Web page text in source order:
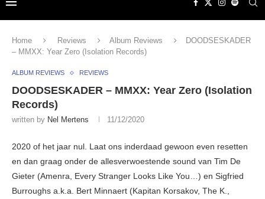
Home Reviews Album Reviews
DOODSESKADER
– MMXX: Year Zero (Isolation Records)
ALBUM REVIEWS REVIEWS
DOODSESKADER – MMXX: Year Zero (Isolation
Records)
written by Nel Mertens 11/12/2020
2020 of het jaar nul. Laat ons inderdaad gewoon even resetten
en dan graag onder de allesverwoestende sound van Tim De
Gieter (Amenra, Every Stranger Looks Like You…) en Sigfried
Burroughs a.k.a. Bert Minnaert (Kapitan Korsakov, The K.,